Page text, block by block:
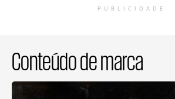
PUBLICIDADE
Conteúdo de marca